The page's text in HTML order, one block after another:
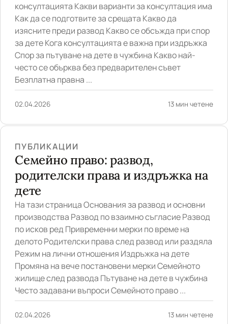
консултацията Какви варианти за консултация има
Как да се подготвите за срещата Какво да
изясните преди развод Какво се обсъжда при спор
за дете Кога консултацията е важна при издръжка
Спор за пътуване на дете в чужбина Какво най-
често се обърква без предварителен съвет
Безплатна правна ...
02.04.2026 13 мин четене
ПУБЛИКАЦИИ
Семейно право: развод,
родителски права и издръжка на
дете
На тази страница Основания за развод и основни
производства Развод по взаимно съгласие Развод
по исков ред Привременни мерки по време на
делото Родителски права след развод или раздяла
Режим на лични отношения Издръжка на дете
Промяна на вече постановени мерки Семейното
жилище след развода Пътуване на дете в чужбина
Често задавани въпроси Семейното право ...
02.04.2026 13 мин четене